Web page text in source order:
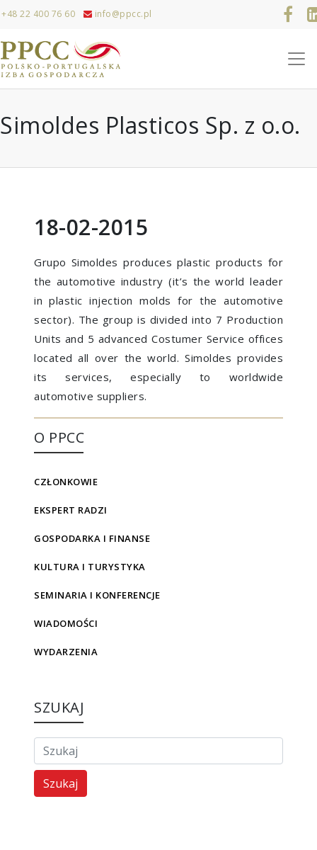
22 400 76 60 info@ppcc.pl
Simoldes Plasticos Sp. z o.o.
18-02-2015
Grupo Simoldes produces plastic products for
the automotive industry (it’s the world leader
in plastic injection molds for the automotive
sector). The group is divided into 7 Production
Units and 5 advanced Costumer Service offices
located all over the world. Simoldes provides
its services, especially to worldwide
automotive suppliers.
O PPCC
CZŁONKOWIE
EKSPERT RADZI
GOSPODARKA I FINANSE
KULTURA I TURYSTYKA
SEMINARIA I KONFERENCJE
WIADOMOŚCI
WYDARZENIA
SZUKAJ
Szukaj